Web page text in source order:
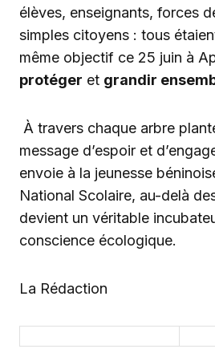
élèves, enseignants, forces
simples citoyens : tous
même objectif ce 25 juin à
protéger et grandir
À travers chaque arbre
message d’espoir et
envoie à la jeunesse
National Scolaire, au-delà
devient un véritable
conscience écologique.
La Rédaction